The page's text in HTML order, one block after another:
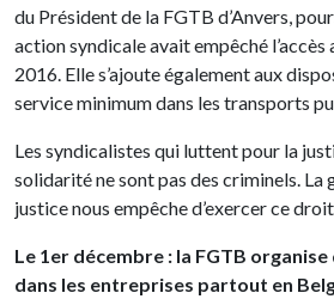
du Président de la FGTB d’Anvers,
action syndicale avait empêché l’accès
2016. Elle s’ajoute également aux
service minimum dans les transports
Les syndicalistes qui luttent pour la
solidarité ne sont pas des criminels. La
justice nous empêche d’exercer ce
Le 1er décembre : la FGTB
dans les entreprises partout en